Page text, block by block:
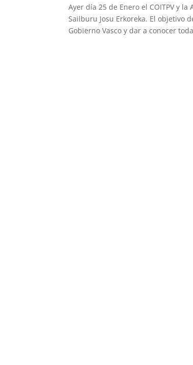
Ayer día 25 de Enero el COITPV y
Sailburu Josu Erkoreka. El objetivo
Gobierno Vasco y dar a conocer